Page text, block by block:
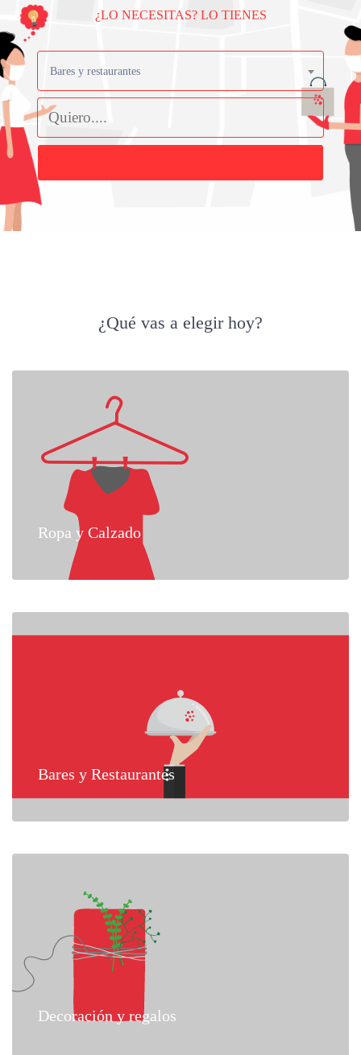
¿LO NECESITAS? LO TIENES
Bares y restaurantes
¿Qué vas a elegir hoy?
Ropa y Calzado
Bares y Restaurantes
Decoración y regalos